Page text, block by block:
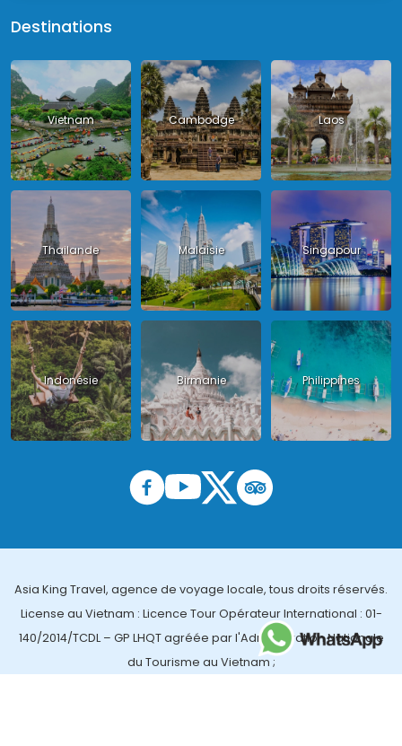
Destinations
Vietnam Cambodge Laos
Thailande Malaisie Singapour
Indonésie Birmanie Philippines
Asia King Travel, agence de voyage locale, tous droits réservés.
License au Vietnam : Licence Tour Opérateur International : 01-
140/2014/TCDL – GP LHQT agréée par l'Administration Nationale
du Tourisme au Vietnam ;